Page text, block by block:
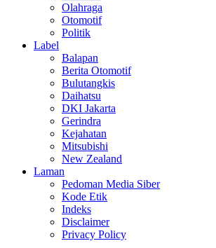
Olahraga
Otomotif
Politik
Label
Balapan
Berita Otomotif
Bulutangkis
Daihatsu
DKI Jakarta
Gerindra
Kejahatan
Mitsubishi
New Zealand
Laman
Pedoman Media Siber
Kode Etik
Indeks
Disclaimer
Privacy Policy